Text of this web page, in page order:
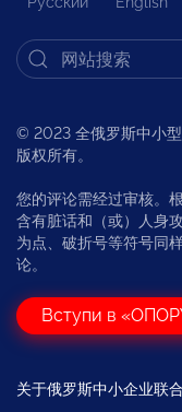
© 2023 全俄罗斯中小
版权所有。
您的评论需经过审核。
含有脏话和（或）人身
为点、破折号等符号同
论。
Вступи в
关于俄罗斯中小企业联